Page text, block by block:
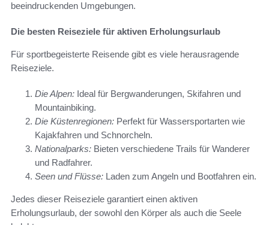
beeindruckenden Umgebungen.
Die besten Reiseziele für aktiven Erholungsurlaub
Für sportbegeisterte Reisende gibt es viele herausragende
Reiseziele.
Die Alpen: Ideal für Bergwanderungen, Skifahren und
Mountainbiking.
Die Küstenregionen: Perfekt für Wassersportarten wie
Kajakfahren und Schnorcheln.
Nationalparks: Bieten verschiedene Trails für Wanderer
und Radfahrer.
Seen und Flüsse: Laden zum Angeln und Bootfahren ein.
Jedes dieser Reiseziele garantiert einen aktiven
Erholungsurlaub, der sowohl den Körper als auch die Seele